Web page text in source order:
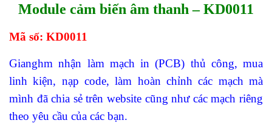
Module cảm biến âm thanh – KD0011
Mã số: KD0011
Gianghmnhận làm mạch in (PCB) thủ công, mua
linh kiện, nạp code, làm hoàn chỉnh các mạch mà
mình đã chia sẻ trên website cũng như các mạch riêng
theo yêu cầu của các bạn.